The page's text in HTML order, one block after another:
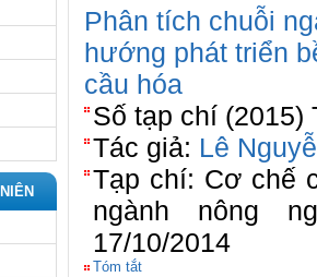
Phân tích chuỗi
hướng phát triển
cầu hóa
Số tạp chí (2015)
Tác giả: Lê
Tạp chí: Cơ chế
ngành nông
17/10/2014
Tóm tắt